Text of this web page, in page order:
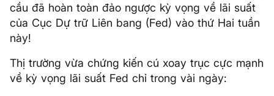
cầu đã hoàn toàn đảo ngược kỳ vọng về lãi suất
của Cục Dự trữ Liên bang (Fed) vào thứ Hai tuần
này!
Thị trường vừa chứng kiến cú xoay trục cực mạnh
về kỳ vọng lãi suất Fed chỉ trong vài ngày: